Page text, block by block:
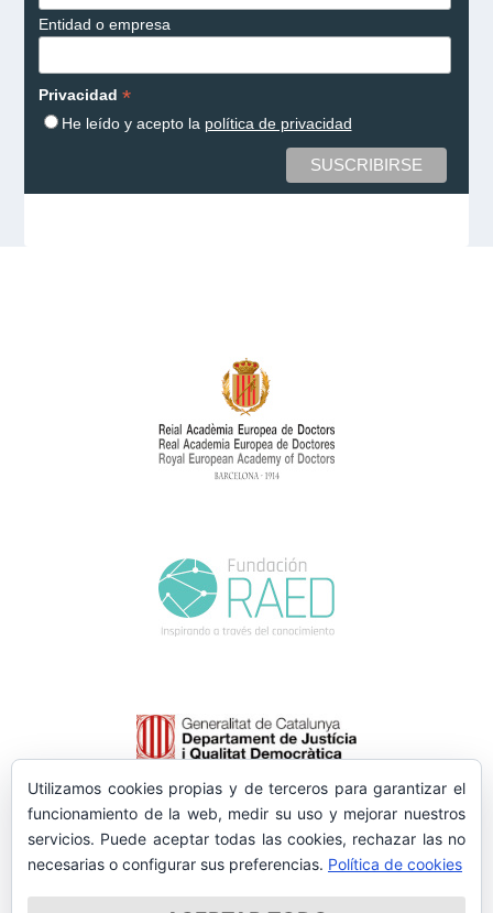
Entidad o empresa
Privacidad *
He leído y acepto la política de privacidad
Utilizamos cookies propias y de terceros para garantizar el
funcionamiento de la web, medir su uso y mejorar nuestros
servicios. Puede aceptar todas las cookies, rechazar las no
necesarias o configurar sus preferencias. Política de cookies